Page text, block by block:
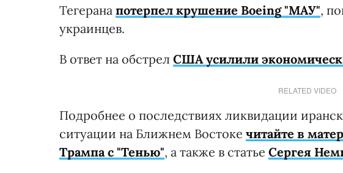
Тегерана потерпел крушение Boeing "МАУ",
украинцев.
В ответ на обстрел США усилили
RELATED VIDEO
Подробнее о последствиях ликвидации
ситуации на Ближнем Востоке читайте в
Трампа с "Тенью", а также в статье Сергея